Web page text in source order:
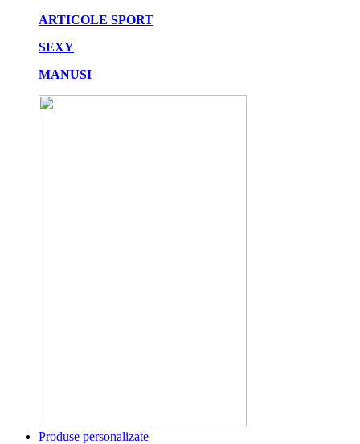
ARTICOLE SPORT
SEXY
MANUSI
Produse personalizate